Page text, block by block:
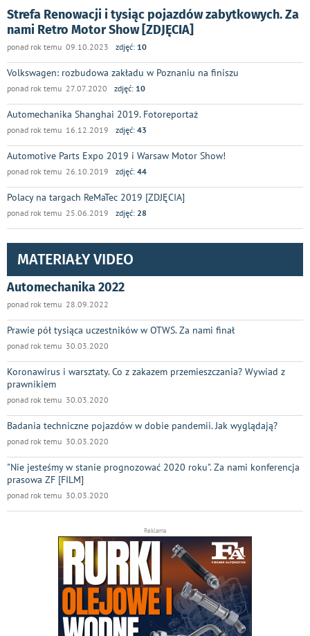
Strefa Renowacji i tysiąc pojazdów zabytkowych. Za
nami Retro Motor Show [ZDJĘCIA]
ponad rok temu 09.10.2023 zdjęć: 10
Volkswagen: rozbudowa zakładu w Poznaniu na finiszu
ponad rok temu 27.07.2020 zdjęć: 10
Automechanika Shanghai 2019. Fotoreportaż
ponad rok temu 16.12.2019 zdjęć: 43
Automotive Parts Expo 2019 i Warsaw Motor Show!
ponad rok temu 26.10.2019 zdjęć: 44
Polacy na targach ReMaTec 2019 [ZDJĘCIA]
ponad rok temu 25.06.2019 zdjęć: 28
MATERIAŁY VIDEO
Automechanika 2022
ponad rok temu 28.09.2022
Prawie pół tysiąca uczestników w OTWS. Za nami finał
ponad rok temu 30.03.2020
Koronawirus i warsztaty. Co z zakazem przemieszczania? Wywiad z
prawnikiem
ponad rok temu 30.03.2020
Badania techniczne pojazdów w dobie pandemii. Jak wyglądają?
ponad rok temu 30.03.2020
"Nie jesteśmy w stanie prognozować 2020 roku". Za nami konferencja
prasowa ZF [FILM]
ponad rok temu 30.03.2020
Reklama